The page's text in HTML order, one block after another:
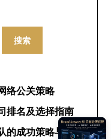
搜索
络公关策略
排名及选择指南
的成功策略与运营